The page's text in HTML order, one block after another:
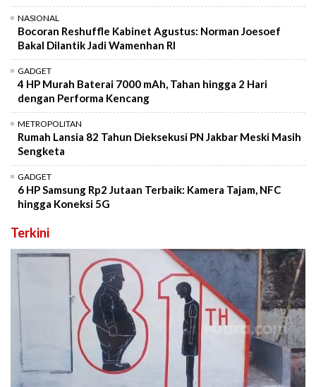
NASIONAL
Bocoran Reshuffle Kabinet Agustus: Norman Joesoef
Bakal Dilantik Jadi Wamenhan RI
GADGET
4 HP Murah Baterai 7000 mAh, Tahan hingga 2 Hari
dengan Performa Kencang
METROPOLITAN
Rumah Lansia 82 Tahun Dieksekusi PN Jakbar Meski Masih
Sengketa
GADGET
6 HP Samsung Rp2 Jutaan Terbaik: Kamera Tajam, NFC
hingga Koneksi 5G
Terkini